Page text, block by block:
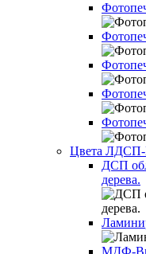
Цвета
ДСП
дерева.
МДФ-